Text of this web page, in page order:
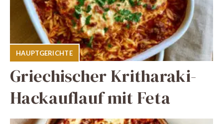
HAUPTGERICHTE
Griechischer Kritharaki-
Hackauflauf mit Feta